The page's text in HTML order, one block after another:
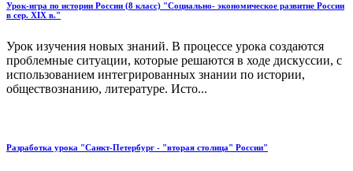
Урок-игра по истории России (8 класс) "Социально- экономическое развитие России
в сер. ХIX в."
Урок изучения новых знаний. В процессе урока создаются
проблемные ситуации, которые решаются в ходе дискуссии, с
использованием интегрированных знании по истории,
обществознанию, литературе. Исто...
Разработка урока "Санкт-Петербург - "вторая столица" России"